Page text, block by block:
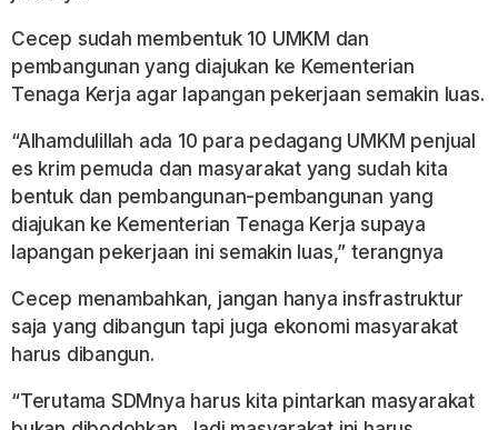
Cecep sudah membentuk 10 UMKM dan
pembangunan yang diajukan ke Kementerian
Tenaga Kerja agar lapangan pekerjaan semakin luas.
“Alhamdulillah ada 10 para pedagang UMKM penjual
es krim pemuda dan masyarakat yang sudah kita
bentuk dan pembangunan-pembangunan yang
diajukan ke Kementerian Tenaga Kerja supaya
lapangan pekerjaan ini semakin luas,” terangnya
Cecep menambahkan, jangan hanya insfrastruktur
saja yang dibangun tapi juga ekonomi masyarakat
harus dibangun.
“Terutama SDMnya harus kita pintarkan masyarakat